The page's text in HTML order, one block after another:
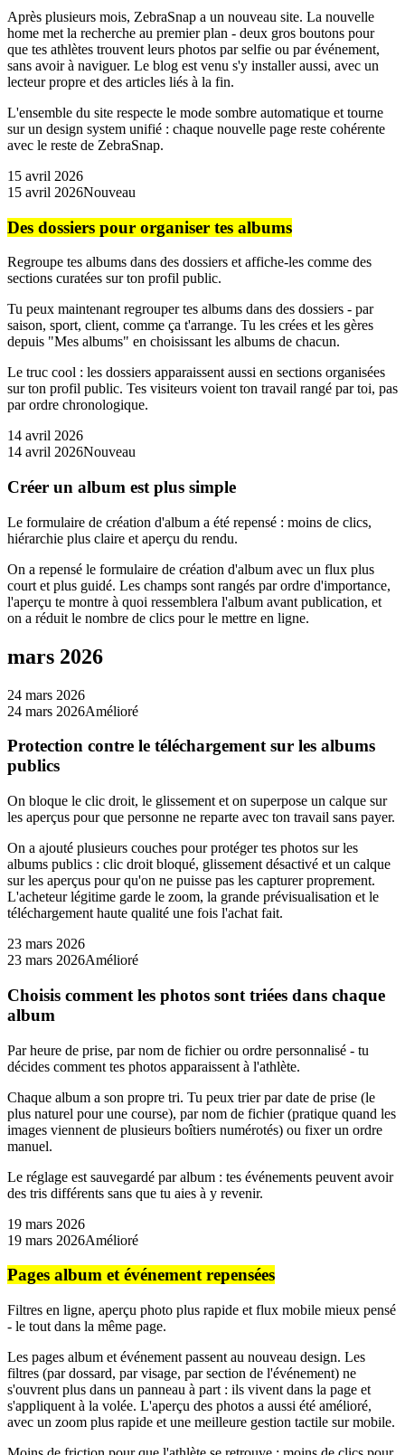
Après plusieurs mois, ZebraSnap a un nouveau site. La nouvelle
home met la recherche au premier plan - deux gros boutons pour
que tes athlètes trouvent leurs photos par selfie ou par événement,
sans avoir à naviguer. Le blog est venu s'y installer aussi, avec un
lecteur propre et des articles liés à la fin.
L'ensemble du site respecte le mode sombre automatique et tourne
sur un design system unifié : chaque nouvelle page reste cohérente
avec le reste de ZebraSnap.
15 avril 2026
15 avril 2026Nouveau
Des dossiers pour organiser tes albums
Regroupe tes albums dans des dossiers et affiche-les comme des
sections curatées sur ton profil public.
Tu peux maintenant regrouper tes albums dans des dossiers - par
saison, sport, client, comme ça t'arrange. Tu les crées et les gères
depuis "Mes albums" en choisissant les albums de chacun.
Le truc cool : les dossiers apparaissent aussi en sections organisées
sur ton profil public. Tes visiteurs voient ton travail rangé par toi, pas
par ordre chronologique.
14 avril 2026
14 avril 2026Nouveau
Créer un album est plus simple
Le formulaire de création d'album a été repensé : moins de clics,
hiérarchie plus claire et aperçu du rendu.
On a repensé le formulaire de création d'album avec un flux plus
court et plus guidé. Les champs sont rangés par ordre d'importance,
l'aperçu te montre à quoi ressemblera l'album avant publication, et
on a réduit le nombre de clics pour le mettre en ligne.
mars 2026
24 mars 2026
24 mars 2026Amélioré
Protection contre le téléchargement sur les albums
publics
On bloque le clic droit, le glissement et on superpose un calque sur
les aperçus pour que personne ne reparte avec ton travail sans payer.
On a ajouté plusieurs couches pour protéger tes photos sur les
albums publics : clic droit bloqué, glissement désactivé et un calque
sur les aperçus pour qu'on ne puisse pas les capturer proprement.
L'acheteur légitime garde le zoom, la grande prévisualisation et le
téléchargement haute qualité une fois l'achat fait.
23 mars 2026
23 mars 2026Amélioré
Choisis comment les photos sont triées dans chaque
album
Par heure de prise, par nom de fichier ou ordre personnalisé - tu
décides comment tes photos apparaissent à l'athlète.
Chaque album a son propre tri. Tu peux trier par date de prise (le
plus naturel pour une course), par nom de fichier (pratique quand les
images viennent de plusieurs boîtiers numérotés) ou fixer un ordre
manuel.
Le réglage est sauvegardé par album : tes événements peuvent avoir
des tris différents sans que tu aies à y revenir.
19 mars 2026
19 mars 2026Amélioré
Pages album et événement repensées
Filtres en ligne, aperçu photo plus rapide et flux mobile mieux pensé
- le tout dans la même page.
Les pages album et événement passent au nouveau design. Les
filtres (par dossard, par visage, par section de l'événement) ne
s'ouvrent plus dans un panneau à part : ils vivent dans la page et
s'appliquent à la volée. L'aperçu des photos a aussi été amélioré,
avec un zoom plus rapide et une meilleure gestion tactile sur mobile.